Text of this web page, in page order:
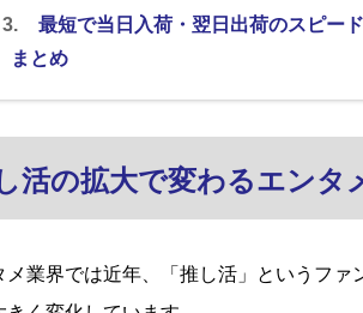
最短で当日入荷・翌日出荷のスピー
まとめ
活の拡大で変わるエンタ
メ業界では近年、「推し活」というフ